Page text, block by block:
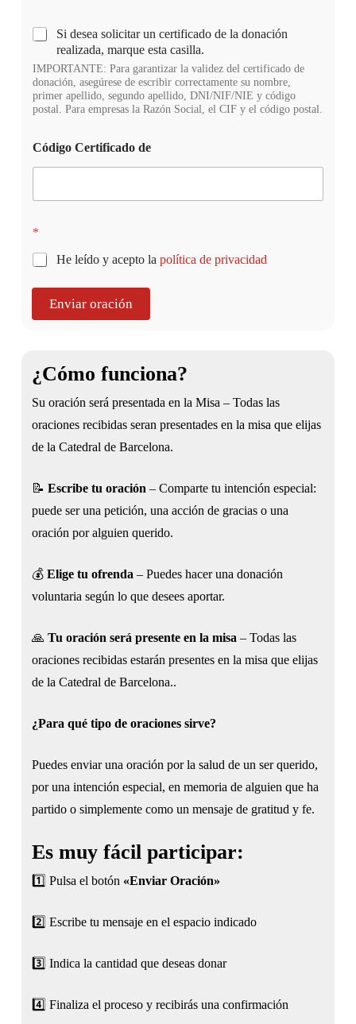
Si desea solicitar un certificado de la donación
realizada, marque esta casilla.
IMPORTANTE: Para garantizar la validez del certificado de
donación, asegúrese de escribir correctamente su nombre,
primer apellido, segundo apellido, DNI/NIF/NIE y código
postal. Para empresas la Razón Social, el CIF y el código postal.
Código Certificado de
*
He leído y acepto lapolítica de privacidad
Enviar oración
¿Cómo funciona?
Su oración será presentada en la Misa – Todas las
oraciones recibidas seran presentades en la misa que elijas
de la Catedral de Barcelona.
📝Escribe tu oración – Comparte tu intención especial:
puede ser una petición, una acción de gracias o una
oración por alguien querido.
💰Elige tu ofrenda – Puedes hacer una donación
voluntaria según lo que desees aportar.
🙏Tu oración será presente en la misa – Todas las
oraciones recibidas estarán presentes en la misa que elijas
de la Catedral de Barcelona..
¿Para qué tipo de oraciones sirve?
Puedes enviar una oración por la salud de un ser querido,
por una intención especial, en memoria de alguien que ha
partido o simplemente como un mensaje de gratitud y fe.
Es muy fácil participar:
1️⃣ Pulsa el botón «Enviar Oración»
2️⃣ Escribe tu mensaje en el espacio indicado
3️⃣ Indica la cantidad que deseas donar
4️⃣ Finaliza el proceso y recibirás una confirmación